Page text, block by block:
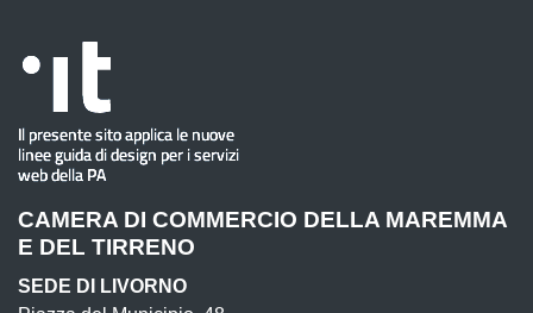
CAMERA DI COMMERCIO DELLA MAREMMA
E DEL TIRRENO
SEDE DI LIVORNO